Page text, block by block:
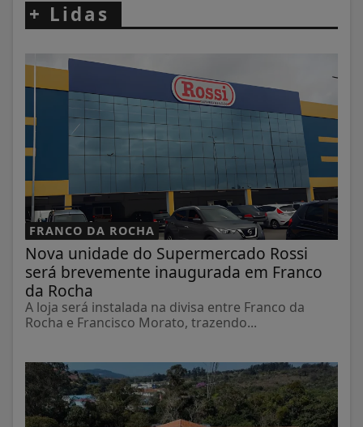
+ Lidas
FRANCO DA ROCHA
Nova unidade do Supermercado Rossi
será brevemente inaugurada em Franco
da Rocha
A loja será instalada na divisa entre Franco da
Rocha e Francisco Morato, trazendo...